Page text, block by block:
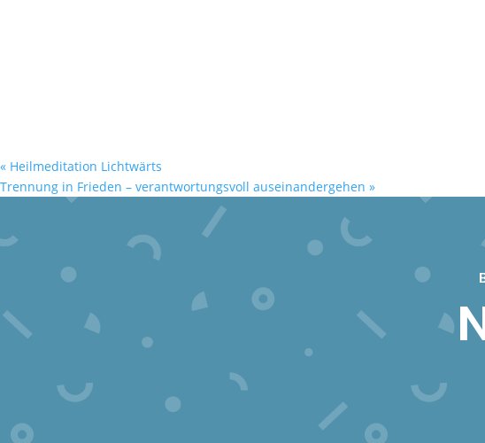
« Heilmeditation Lichtwärts
Trennung in Frieden – verantwortungsvoll auseinandergehen »